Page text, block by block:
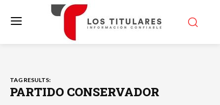
TAG RESULTS:
PARTIDO CONSERVADOR